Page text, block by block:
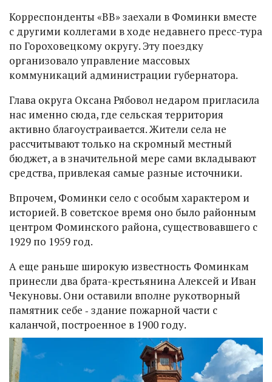
Корреспонденты «ВВ» заехали в Фоминки вместе
с другими коллегами в ходе недавнего пресс-тура
по Гороховецкому округу. Эту поездку
организовало управление массовых
коммуникаций администрации губернатора.
Глава округа Оксана Рябовол недаром пригласила
нас именно сюда, где сельская территория
активно благоустраивается. Жители села не
рассчитывают только на скромный местный
бюджет, а в значительной мере сами вкладывают
средства, привлекая самые разные источники.
Впрочем, Фоминки село с особым характером и
историей. В советское время оно было районным
центром Фоминского района, существовавшего с
1929 по 1959 год.
А еще раньше широкую известность Фоминкам
принесли два брата-крестьянина Алексей и Иван
Чекуновы. Они оставили вполне рукотворный
памятник себе ‑ здание пожарной части с
каланчой, построенное в 1900 году.